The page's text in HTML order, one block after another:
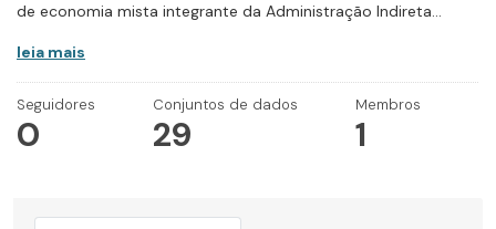
de economia mista integrante da Administração Indireta...
leia mais
Seguidores
0
Conjuntos de dados
29
Membros
1